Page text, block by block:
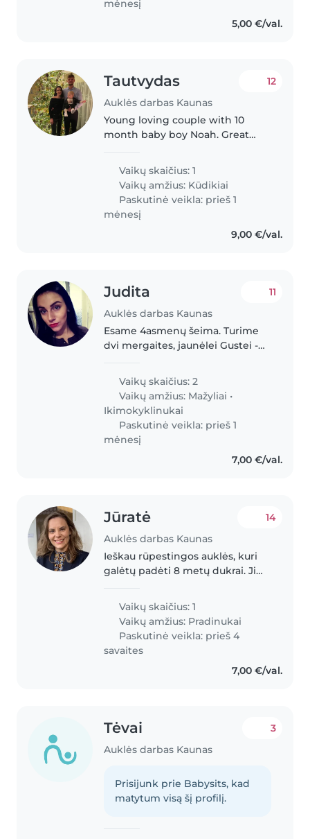
mėnesį
5,00 €/val.
Tautvydas
Auklės darbas Kaunas
12
Young loving couple with 10
month baby boy Noah. Great
a basketball coach and wife stays
home working and taking care
of Noah. Looking for some help..
Vaikų skaičius: 1
Vaikų amžius: Kūdikiai
Paskutinė veikla: prieš 1
mėnesį
9,00 €/val.
Judita
Auklės darbas Kaunas
11
Esame 4asmenų šeima. Turime
dvi mergaites, jaunėlei Gustei -
6m. Vaikai žaismingi, drąsūs, labai
mėgsta apsikabinimus ir veiklas
kartu. Alergijų nei..
Vaikų skaičius: 2
Vaikų amžius: Mažyliai •
Ikimokyklinukai
Paskutinė veikla: prieš 1
mėnesį
7,00 €/val.
Jūratė
Auklės darbas Kaunas
14
Ieškau rūpestingos auklės, kuri
galėtų padėti 8 metų dukrai. Ji
kūrybinga. Auklė turėtų būti
pasirengusi padėti vaikui su
namų darbais, paruošti
vakarienę,..
Vaikų skaičius: 1
Vaikų amžius: Pradinukai
Paskutinė veikla: prieš 4
savaites
7,00 €/val.
Tėvai
Auklės darbas Kaunas
3
Prisijunk prie Babysits, kad
matytum visą šį profilį.